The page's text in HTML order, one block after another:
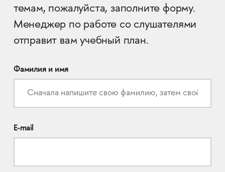
темам, пожалуйста, заполните форму.
Менеджер по работе со слушателями
отправит вам учебный план.
Фамилия и имя
E-mail